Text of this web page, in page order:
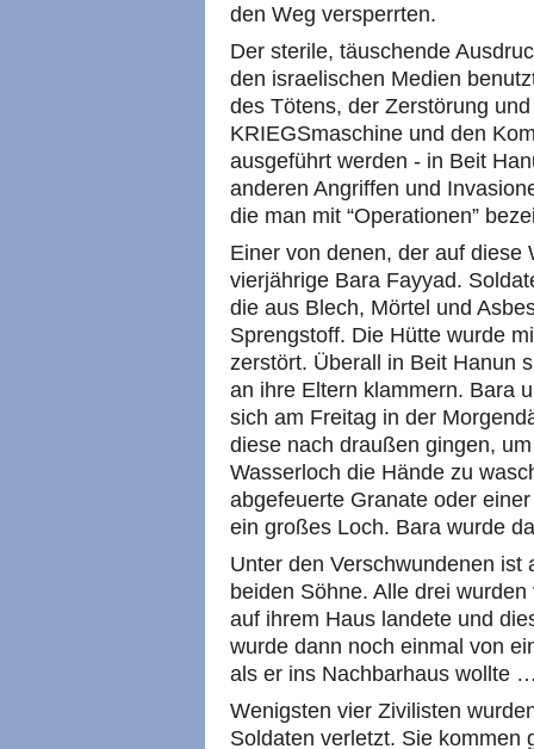
den Weg versperrten.
Der sterile, täuschende
den israelischen Medien
des Tötens, der Zerstörung
KRIEGSmaschine und den
ausgeführt werden - in Beit
anderen Angriffen und
die man mit “Operationen”
Einer von denen, der auf diese
vierjährige Bara Fayyad.
die aus Blech, Mörtel und
Sprengstoff. Die Hütte wurde
zerstört. Überall in Beit Hanun
an ihre Eltern klammern. Bara
sich am Freitag in der
diese nach draußen gingen,
Wasserloch die Hände zu
abgefeuerte Granate oder
ein großes Loch. Bara wurde
Unter den Verschwundenen ist
beiden Söhne. Alle drei
auf ihrem Haus landete und
wurde dann noch einmal von
als er ins Nachbarhaus wollte
Wenigsten vier Zivilisten
Soldaten verletzt. Sie kommen